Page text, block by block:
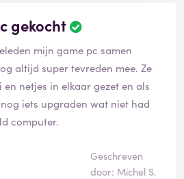
gekocht
mijn game pc samen
altijd super tevreden mee. Ze
netjes in elkaar gezet en als
iets upgraden wat niet had
computer.
Geschreven
door: Michel S.